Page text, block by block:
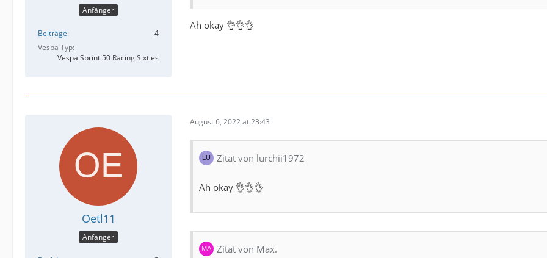
Anfänger
Beiträge
4
Vespa Typ
Vespa Sprint 50 Racing Sixties
Ah okay 👌👌👌
Oetl11
Anfänger
August 6, 2022 at 23:43
Zitat von lurchii1972
Ah okay 👌👌👌
Zitat von Max.